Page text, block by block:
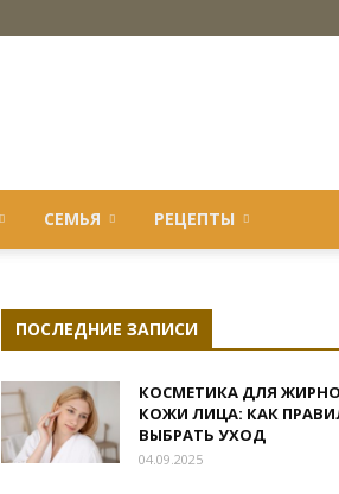
СЕМЬЯ РЕЦЕПТЫ
ПОСЛЕДНИЕ ЗАПИСИ
КОСМЕТИКА ДЛЯ
КОЖИ ЛИЦА: КАК
ВЫБРАТЬ УХОД
04.09.2025